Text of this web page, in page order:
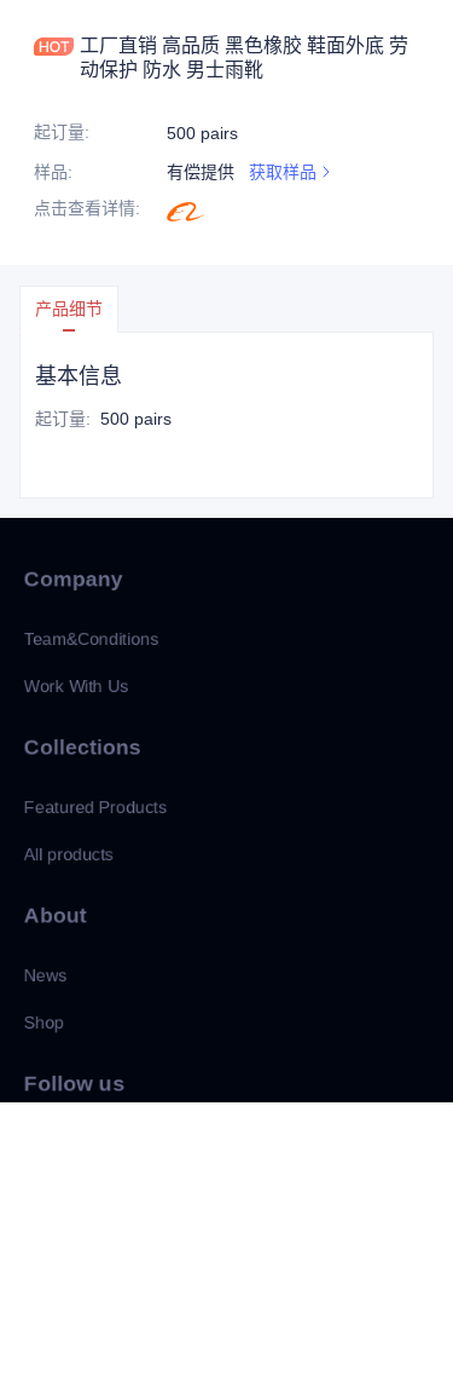
工厂直销 高品质 黑色橡胶 鞋面外底 劳
动保护 防水 男士雨靴
起订量:
500 pairs
样品: 有偿提供
获取样品
点击查看详情:
产品细节
基本信息
起订量: 500 pairs
Company
Team&Conditions
Work With Us
Collections
Featured Products
All products
About
News
Shop
Follow us